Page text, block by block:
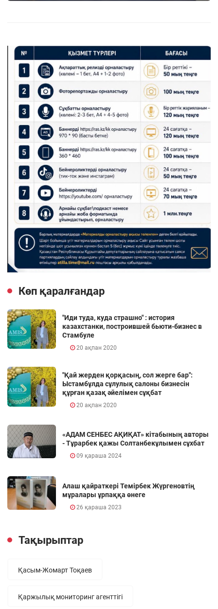
Көп қаралғандар
"Иди туда, куда страшно" : история
казахстанки, построившей бьюти-бизнес в
Стамбуле
20 ақпан 2020
"Қай жерден қорқасың, сол жерге бар":
Ыстамбұлда сұлулық салоны бизнесін
құрған қазақ әйелімен сұқбат
20 ақпан 2020
«АДАМ СЕНБЕС АҚИҚАТ» кітабының авторы
- Тұрарбек қажы Солтанбекұлымен сұхбат
09 қараша 2024
Алаш қайраткері Темірбек Жүргеновтің
мұралары ұрпаққа өнеге
26 қараша 2023
Тақырыптар
Қасым-Жомарт Тоқаев
Қаржылық мониторинг агенттігі